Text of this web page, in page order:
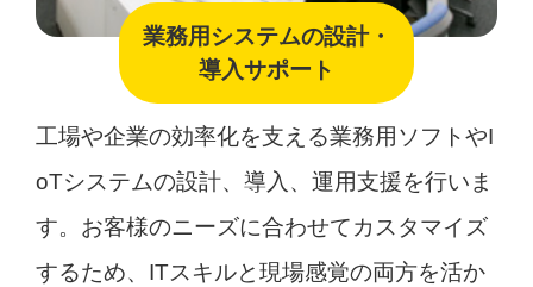
業務用システムの設計・
導入サポート
工場や企業の効率化を支える業務用ソフトやI
oTシステムの設計、導入、運用支援を行いま
す。お客様のニーズに合わせてカスタマイズ
するため、ITスキルと現場感覚の両方を活か